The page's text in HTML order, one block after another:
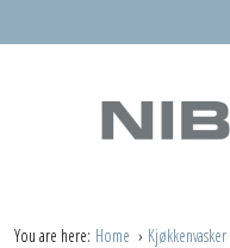
You are here: Home